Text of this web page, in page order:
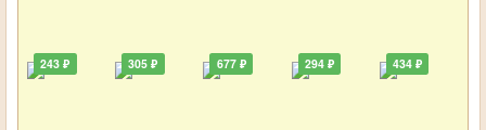
243 ₽ 305 ₽ 677 ₽ 294 ₽ 434 ₽